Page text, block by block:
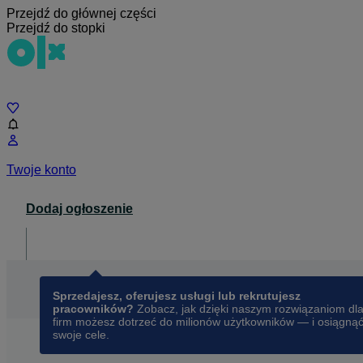
Przejdź do głównej części
Przejdź do stopki
Twoje konto
Dodaj ogłoszenie
Sprzedajesz, oferujesz usługi lub rekrutujesz
pracowników? Zobacz, jak dzięki naszym rozwiązaniom dla
firm możesz dotrzeć do milionów użytkowników — i osiągnąć
swoje cele.